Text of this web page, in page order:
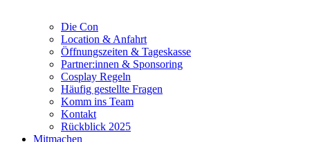
Die Con
Location & Anfahrt
Öffnungszeiten & Tageskasse
Partner:innen & Sponsoring
Cosplay Regeln
Häufig gestellte Fragen
Komm ins Team
Kontakt
Rückblick 2025
Mitmachen